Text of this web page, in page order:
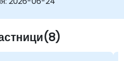
ясно, за да
и
съгласуване.